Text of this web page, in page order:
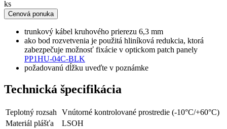
ks
Cenová ponuka
trunkový kábel kruhového prierezu 6,3 mm
ako bod rozvetvenia je použitá hliníková redukcia, ktorá
zabezpečuje možnosť fixácie v optickom patch panely
PP1HU-04C-BLK
požadovanú dĺžku uveďte v poznámke
Technická špecifikácia
Teplotný rozsah
Vnútorné kontrolované prostredie (-10°C/+60°C)
Materiál plášťa
LSOH